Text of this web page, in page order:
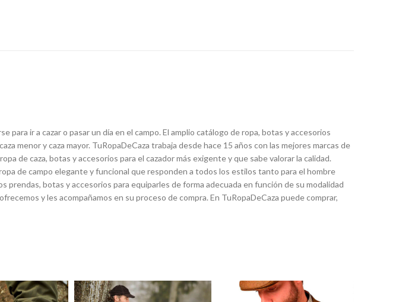
ir a cazar o pasar un día en el campo. El amplio catálogo de ropa, botas y accesorios
menor y caza mayor. TuRopaDeCaza trabaja desde hace 15 años con las mejores marcas de
de caza, botas y accesorios para el cazador más exigente y que sabe valorar la calidad.
de campo elegante y funcional que responden a todos los estilos tanto para el hombre
botas y accesorios para equiparles de forma adecuada en función de su modalidad
y les acompañamos en su proceso de compra. En TuRopaDeCaza puede comprar,